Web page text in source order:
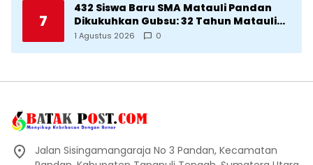
7
432 Siswa Baru SMA Matauli Pandan
Dikukuhkan Gubsu: 32 Tahun Matauli
Cetak SDM Unggul
1 Agustus 2026 0
Jalan Sisingamangaraja No 3 Pandan, Kecamatan